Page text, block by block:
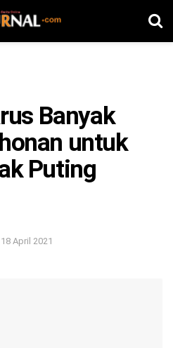
Banyak
untuk
Puting
April 2021